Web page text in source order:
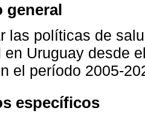
general
las políticas de
en Uruguay desde
el período 2005-
específicos